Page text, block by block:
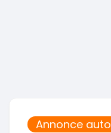
Annonce auto